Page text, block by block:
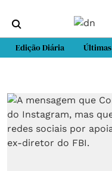
Edição Diária Últimas